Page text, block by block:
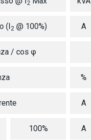
2
(I2 @ 100%) A
/ cos φ
%
A
100% A